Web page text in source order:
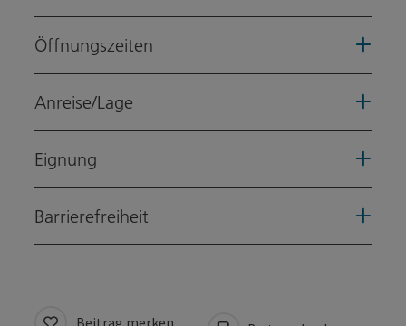
Öffnungszeiten
Anreise/Lage
Eignung
Barrierefreiheit
Beitrag merken